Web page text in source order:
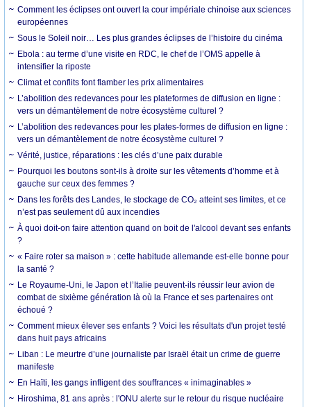
Comment les éclipses ont ouvert la cour impériale chinoise aux sciences
européennes
Sous le Soleil noir… Les plus grandes éclipses de l’histoire du cinéma
Ebola : au terme d’une visite en RDC, le chef de l’OMS appelle à
intensifier la riposte
Climat et conflits font flamber les prix alimentaires
L’abolition des redevances pour les plateformes de diffusion en ligne :
vers un démantèlement de notre écosystème culturel ?
L’abolition des redevances pour les plates-formes de diffusion en ligne :
vers un démantèlement de notre écosystème culturel ?
Vérité, justice, réparations : les clés d’une paix durable
Pourquoi les boutons sont-ils à droite sur les vêtements d’homme et à
gauche sur ceux des femmes ?
Dans les forêts des Landes, le stockage de CO₂ atteint ses limites, et ce
n’est pas seulement dû aux incendies
À quoi doit-on faire attention quand on boit de l'alcool devant ses enfants
?
« Faire roter sa maison » : cette habitude allemande est-elle bonne pour
la santé ?
Le Royaume-Uni, le Japon et l’Italie peuvent-ils réussir leur avion de
combat de sixième génération là où la France et ses partenaires ont
échoué ?
Comment mieux élever ses enfants ? Voici les résultats d'un projet testé
dans huit pays africains
Liban : Le meurtre d’une journaliste par Israël était un crime de guerre
manifeste
En Haïti, les gangs infligent des souffrances « inimaginables »
Hiroshima, 81 ans après : l'ONU alerte sur le retour du risque nucléaire